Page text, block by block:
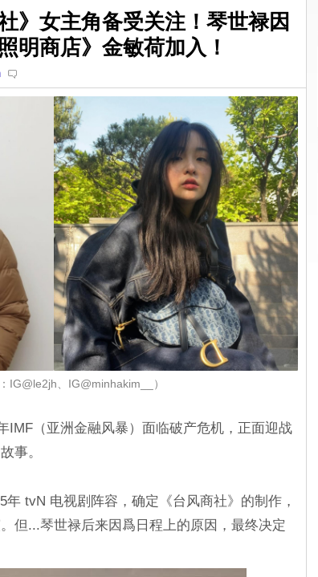
》女主角备受关注！琴世禄因
明商店》金敏荷加入！
IG@le2jh、IG@minhakim__）
IMF（亚洲金融风暴）面临破产危机，正面迎战
事。
tvN 电视剧阵容，确定《台风商社》的制作，
但...琴世禄后来因爲日程上的原因，最终决定